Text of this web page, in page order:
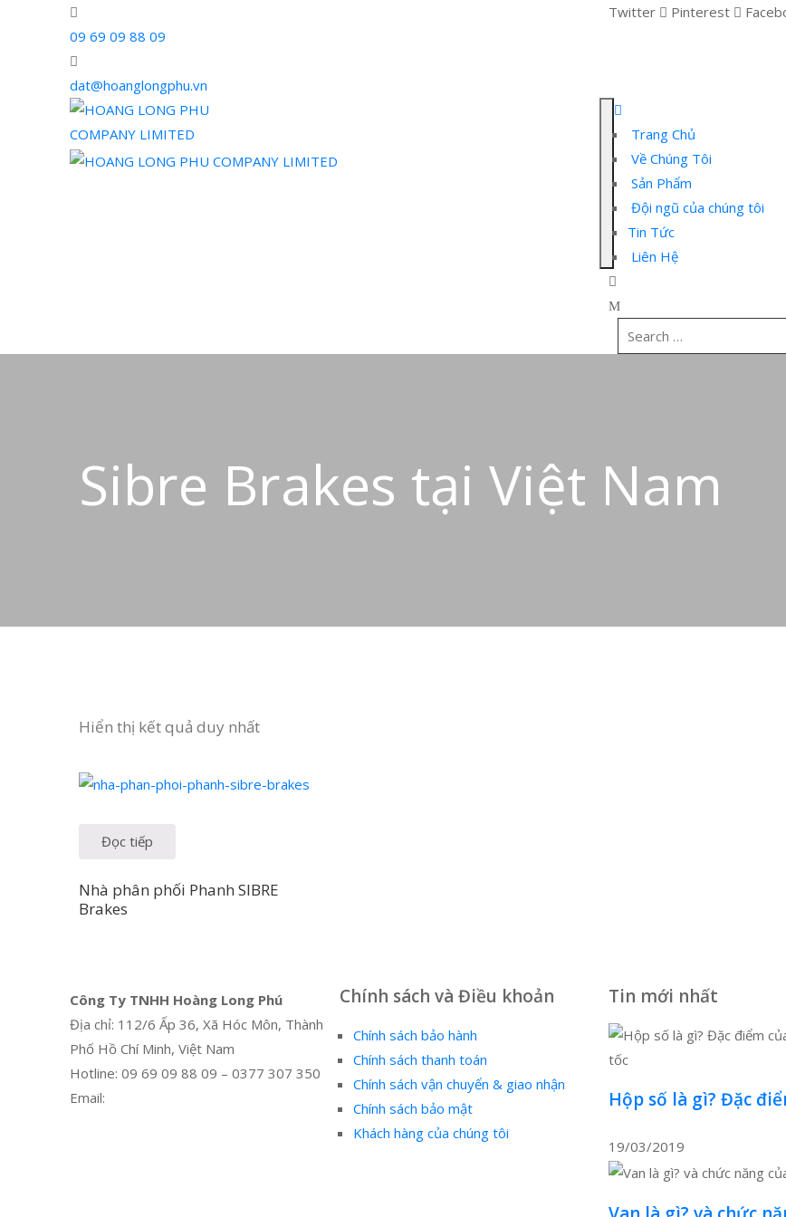
09 69 09 88 09
dat@hoanglongphu.vn
Twitter Pinterest
Trang Chủ
Về Chúng Tôi
Sản Phẩm
Đội ngũ của chúng tôi
Tin Tức
Liên Hệ
Sibre Brakes tại Việt Nam
Hiển thị kết quả duy nhất
Đọc tiếp
Nhà phân phối Phanh SIBRE
Brakes
Công Ty TNHH Hoàng Long Phú
Địa chỉ: 112/6 Ấp 36, Xã Hóc Môn, Thành
Phố Hồ Chí Minh, Việt Nam
Hotline: 09 69 09 88 09 – 0377 307 350
Email:
Chính sách và Điều khoản
Chính sách bảo hành
Chính sách thanh toán
Chính sách vận chuyển & giao nhận
Chính sách bảo mật
Khách hàng của chúng tôi
Tin mới nhất
Hộp số là gì? Đặc
19/03/2019